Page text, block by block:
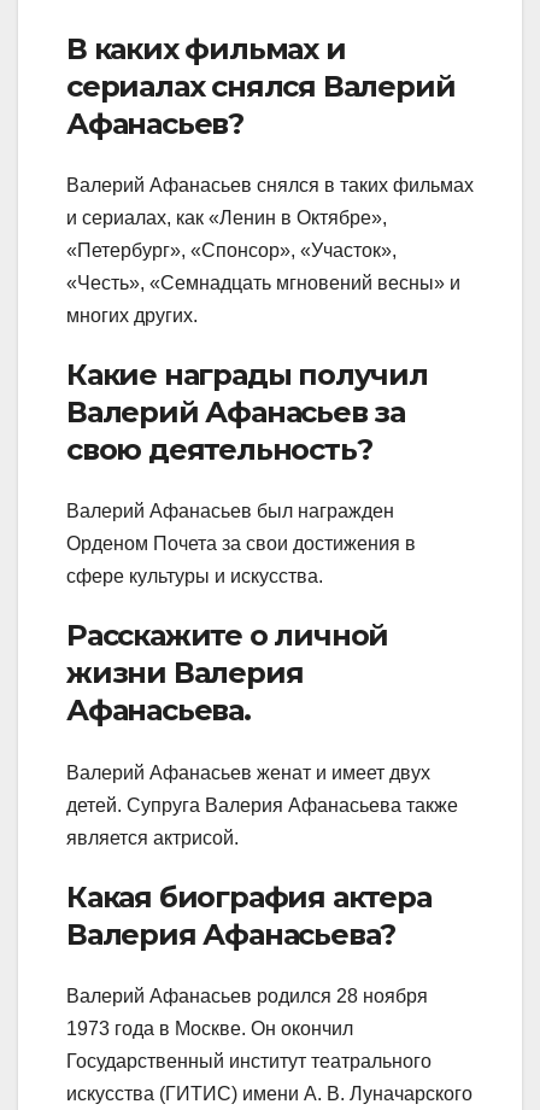
В каких фильмах и
сериалах снялся Валерий
Афанасьев?
Валерий Афанасьев снялся в таких фильмах
и сериалах, как «Ленин в Октябре»,
«Петербург», «Спонсор», «Участок»,
«Честь», «Семнадцать мгновений весны» и
многих других.
Какие награды получил
Валерий Афанасьев за
свою деятельность?
Валерий Афанасьев был награжден
Орденом Почета за свои достижения в
сфере культуры и искусства.
Расскажите о личной
жизни Валерия
Афанасьева.
Валерий Афанасьев женат и имеет двух
детей. Супруга Валерия Афанасьева также
является актрисой.
Какая биография актера
Валерия Афанасьева?
Валерий Афанасьев родился 28 ноября
1973 года в Москве. Он окончил
Государственный институт театрального
искусства (ГИТИС) имени А. В. Луначарского